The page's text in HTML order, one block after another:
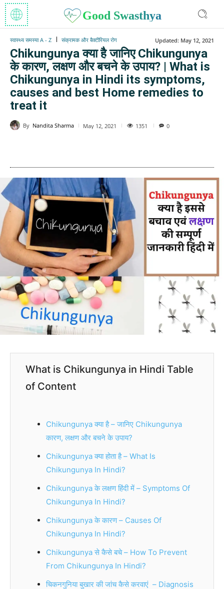
Good Swasthya
स्वास्थ्य समस्या A - Z संक्रामक और बैक्टीरियल रोग Updated: May 12, 2021
Chikungunya क्या है जानिए Chikungunya
के कारण, लक्षण और बचने के उपाय? | What is
Chikungunya in Hindi its symptoms,
causes and best Home remedies to
treat it
By Nandita Sharma May 12, 2021 1351 0
What is Chikungunya in Hindi Table
of Content
Chikungunya क्या है – जानिए Chikungunya
कारण, लक्षण और बचने के उपाय?
Chikungunya क्या होता है – What Is
Chikungunya In Hindi?
Chikungunya के लक्षण हिंदी में – Symptoms Of
Chikungunya In Hindi?
Chikungunya के कारण – Causes Of
Chikungunya In Hindi?
Chikungunya से कैसे बचे – How To Prevent
From Chikungunya In Hindi?
चिकनगुनिया बुखार की जांच कैसे करवाएं – Diagnosis